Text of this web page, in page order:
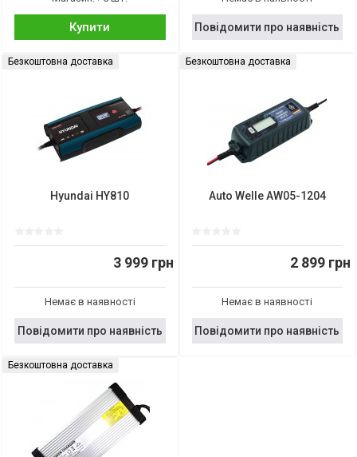
Купити Повідомити про наявність
Безкоштовна доставка
Hyundai HY810
3 999 грн
Немає в наявності
Повідомити про наявність
Безкоштовна доставка
Auto Welle AW05-1204
2 899 грн
Немає в наявності
Повідомити про наявність
Безкоштовна доставка